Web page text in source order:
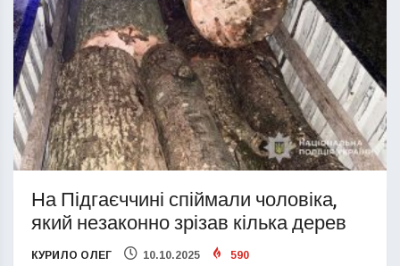
На Підгаєччині спіймали чоловіка,
який незаконно зрізав кілька дерев
КУРИЛО ОЛЕГ 10.10.2025 590